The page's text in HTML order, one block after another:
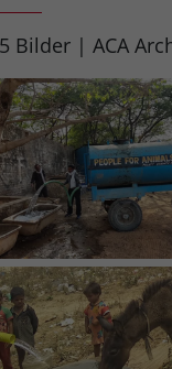
Bilder | ACA